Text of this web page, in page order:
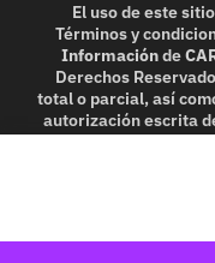
El uso de este
Términos y
Informaciónde
Derechos
total o parcial, así
autorización escrita
in part, or